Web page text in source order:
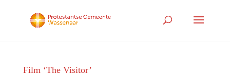
Film ‘The Visitor’